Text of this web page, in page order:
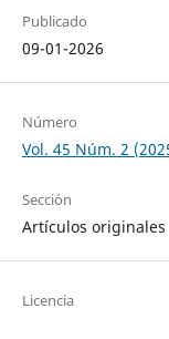
Publicado
09-01-2026
Número
Vol. 45 Núm. 2
Sección
Artículos originales
Licencia